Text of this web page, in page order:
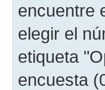
encuentre
elegir el
etiqueta
encuesta